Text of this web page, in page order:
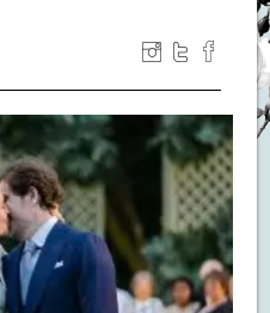
ME?
MEL
NOIVA